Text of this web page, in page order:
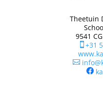
Theetuin
9541
+31
